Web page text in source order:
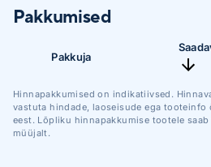
Pakkumised
Pakkuja
Hinnapakkumised on indikatiivsed.
vastuta hindade, laoseisude ega tooteinfo
eest. Lõpliku hinnapakkumise tootele
müüjalt.